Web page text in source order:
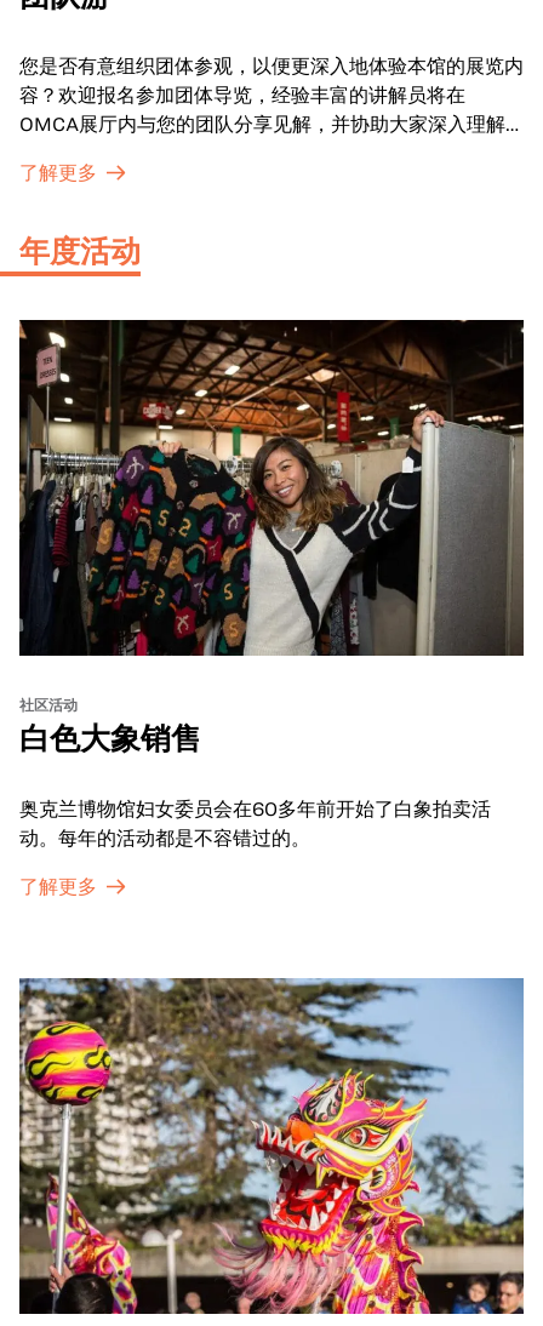
您是否有意组织团体参观，以便更深入地体验本馆的展览内
容？欢迎报名参加团体导览，经验丰富的讲解员将在
OMCA展厅内与您的团队分享见解，并协助大家深入理解
了解更多
年度活动
社区活动
白色大象销售
奥克兰博物馆妇女委员会在60多年前开始了白象拍卖活
动。每年的活动都是不容错过的。
了解更多